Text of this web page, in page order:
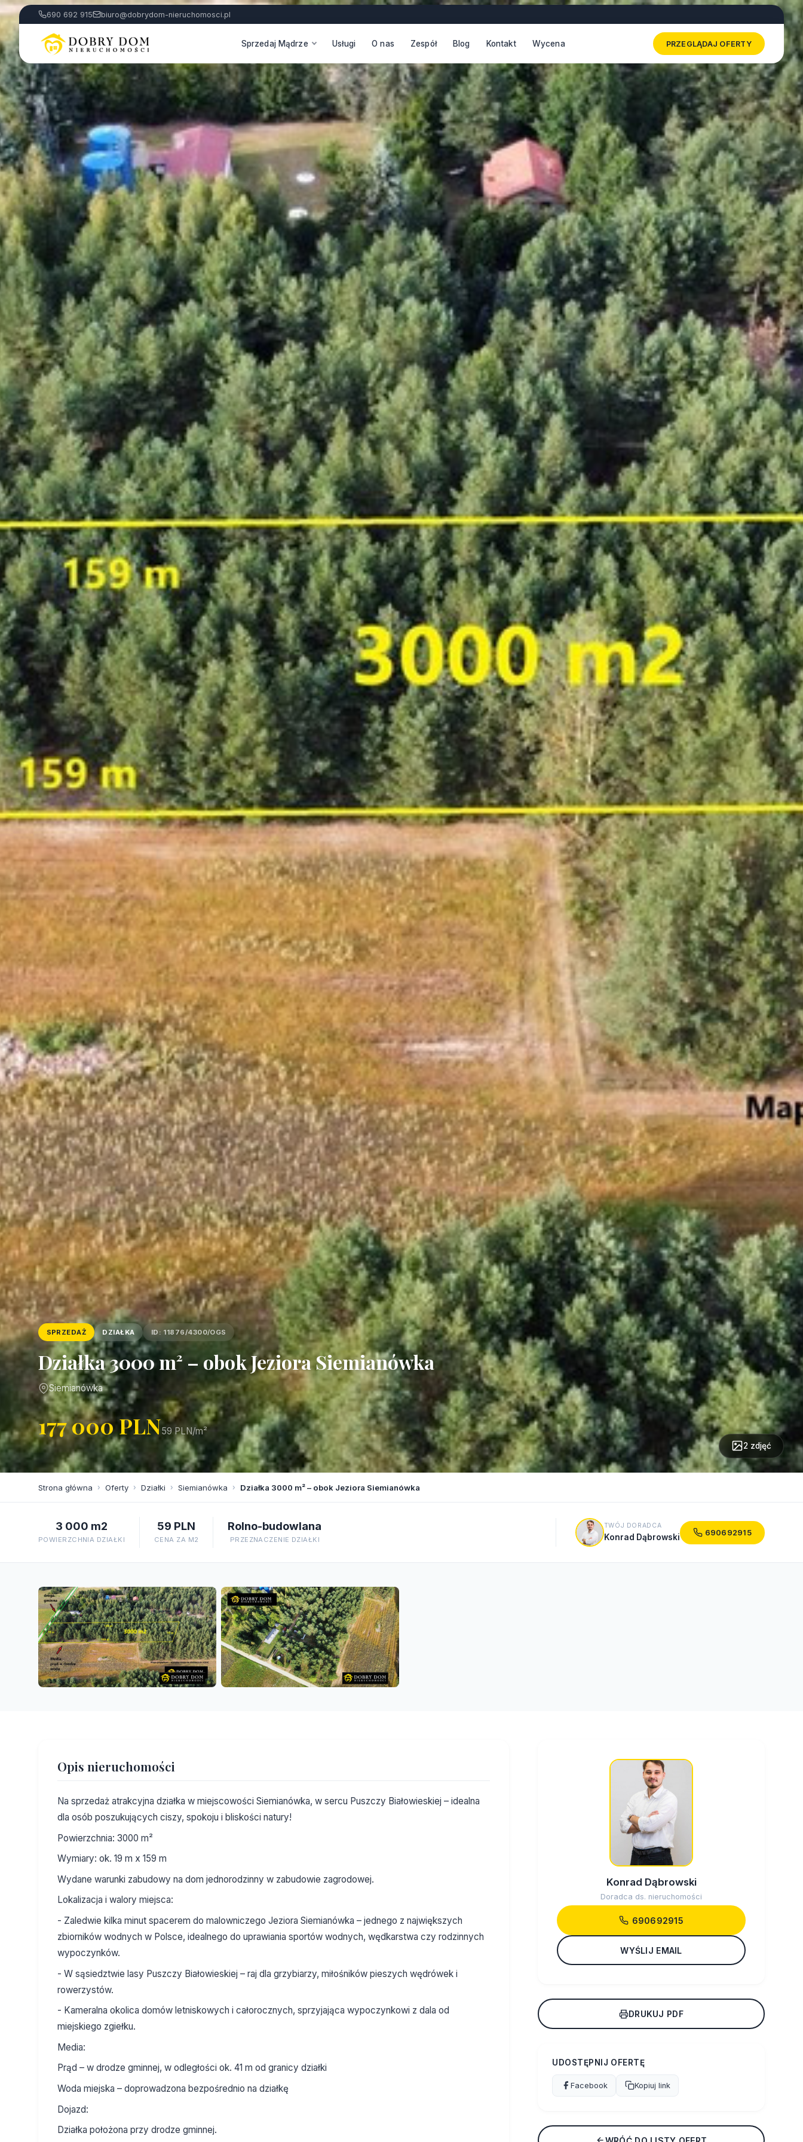
690 692 915 biuro@dobrydom-nieruchomosci.pl
Sprzedaj Mądrze Usługi O nas Zespół Blog Kontakt Wycena PRZEGLĄDAJ OFERTY
SPRZEDAŻ DZIAŁKA ID: 11876/4300/OGS
Działka 3000 m² – obok Jeziora Siemianówka
Siemianówka
177 000 PLN59 PLN/m²
2 zdjęć
Strona główna › Oferty › Działki › Siemianówka › Działka 3000 m² – obok Jeziora Siemianówka
3 000 m2
POWIERZCHNIA DZIAŁKI
59 PLN
CENA ZA M2
Rolno-budowlana
PRZEZNACZENIE DZIAŁKI
TWÓJ DORADCA
Konrad Dąbrowski 690692915
Opis nieruchomości
Na sprzedaż atrakcyjna działka w miejscowości Siemianówka, w sercu Puszczy Białowieskiej – idealna
dla osób poszukujących ciszy, spokoju i bliskości natury!
Powierzchnia: 3000 m²
Wymiary: ok. 19 m x 159 m
Wydane warunki zabudowy na dom jednorodzinny w zabudowie zagrodowej.
Lokalizacja i walory miejsca:
- Zaledwie kilka minut spacerem do malowniczego Jeziora Siemianówka – jednego z największych
zbiorników wodnych w Polsce, idealnego do uprawiania sportów wodnych, wędkarstwa czy rodzinnych
wypoczynków.
- W sąsiedztwie lasy Puszczy Białowieskiej – raj dla grzybiarzy, miłośników pieszych wędrówek i
rowerzystów.
- Kameralna okolica domów letniskowych i całorocznych, sprzyjająca wypoczynkowi z dala od
miejskiego zgiełku.
Media:
Prąd – w drodze gminnej, w odległości ok. 41 m od granicy działki
Woda miejska – doprowadzona bezpośrednio na działkę
Dojazd:
Działka położona przy drodze gminnej.
Konrad Dąbrowski
Doradca ds. nieruchomości
690692915
WYŚLIJ EMAIL
DRUKUJ PDF
UDOSTĘPNIJ OFERTĘ
Facebook Kopiuj link